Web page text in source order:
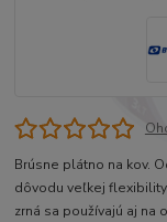
Brúsne plátno na kov.
dôvodu veľkej
zrná sa používajú aj na